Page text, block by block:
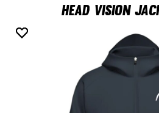
Head Vision